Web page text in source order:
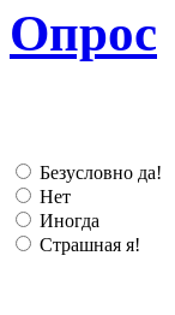
Опрос
Безусловно да!
Нет
Иногда
Страшная я!